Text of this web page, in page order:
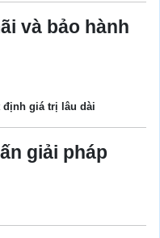
và bảo hành
định giá trị lâu dài
giải pháp